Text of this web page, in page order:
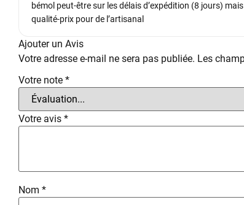
bémol peut-être sur les délais d’expédition (8 jours)
qualité-prix pour de l’artisanal
Ajouter un Avis
Votre adresse e-mail ne sera pas publiée. Les
Votre note *
Votre avis *
Nom *